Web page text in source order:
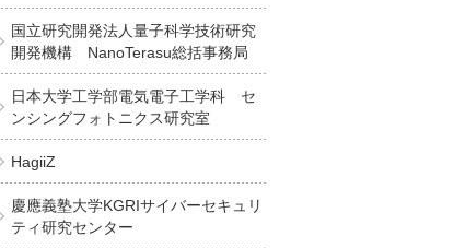
国立研究開発法人量子科学技術研究
開発機構 NanoTerasu総括事務局
日本大学工学部電気電子工学科 セ
ンシングフォトニクス研究室
HagiiZ
慶應義塾大学KGRIサイバーセキュリ
ティ研究センター